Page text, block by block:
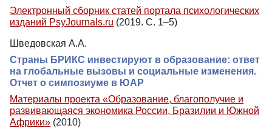
Электронный сборник статей портала психологических
изданий PsyJournals.ru (2019. С. 1–5)
Шведовская А.А.
Страны БРИКС инвестируют в образование: ответ
на глобальные вызовы и социальные изменения.
Отчет о симпозиуме в ЮАР
Материалы проекта «Образование, благополучие и
развивающаяся экономика России, Бразилии и Южной
Африки» (2010)